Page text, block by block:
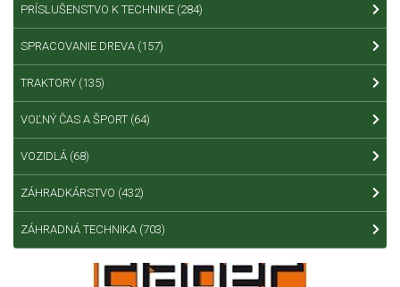
PRÍSLUŠENSTVO K TECHNIKE (284)
SPRACOVANIE DREVA (157)
TRAKTORY (135)
VOĽNÝ ČAS A ŠPORT (64)
VOZIDLÁ (68)
ZÁHRADKÁRSTVO (432)
ZÁHRADNÁ TECHNIKA (703)